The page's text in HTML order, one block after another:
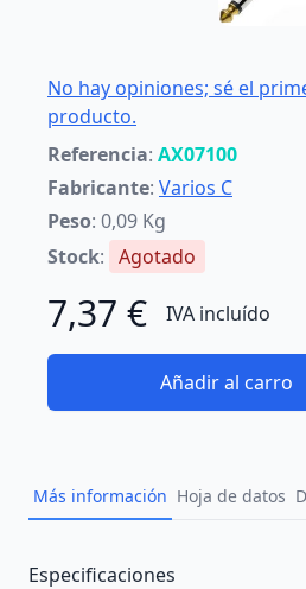
No hay opiniones; sé el
producto.
Referencia: AX07100
Fabricante: Varios C
Peso: 0,09 Kg
Stock: Agotado
7,37 € IVA incluído
Añadir al carro
Más información Hoja de datos
Description
Especificaciones